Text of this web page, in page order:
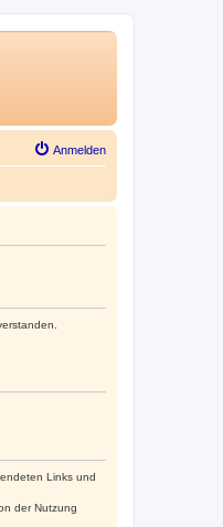
Anmelden
Links und
der Nutzung